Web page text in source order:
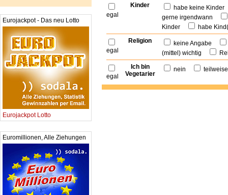
Eurojackpot - Das neu Lotto
Eurojackpot Lotto
Euromillionen, Alle Ziehungen
egal
Kinder
habe keine
gerne irgendwann
Kinder
habe
egal
Religion
keine Angabe
(mittel) wichtig
egal
Ich bin
Vegetarier
nein